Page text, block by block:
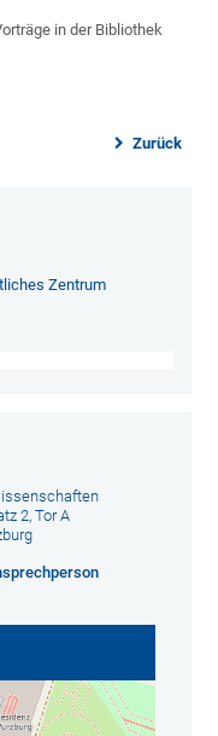
in der Bibliothek
Zurück
Zentrum
2, Tor A